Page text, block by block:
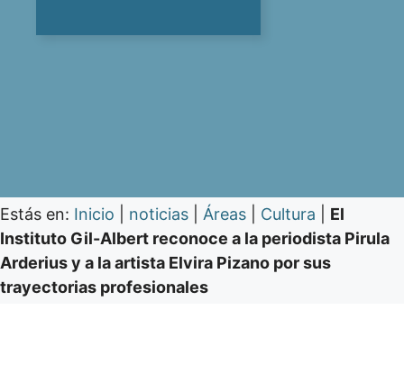
Estás en: Inicio noticias Áreas Cultura
El
Instituto Gil-Albert reconoce a la periodista Pirula
Arderius y a la artista Elvira Pizano por sus
trayectorias profesionales